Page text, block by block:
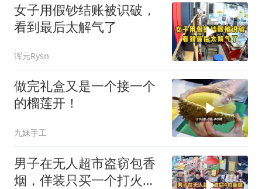
女子用假钞结账被识破，
看到最后太解气了
浑元Rysn
做完礼盒又是一个接一个
的榴莲开！
九妹手工
男子在无人超市盗窃包香
烟，佯装只买一个打火